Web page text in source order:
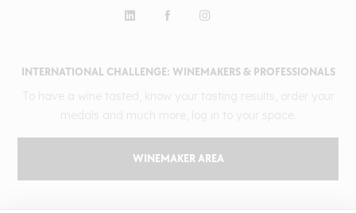
INTERNATIONAL CHALLENGE: WINEMAKERS & PROFESSIONALS
WINEMAKER AREA